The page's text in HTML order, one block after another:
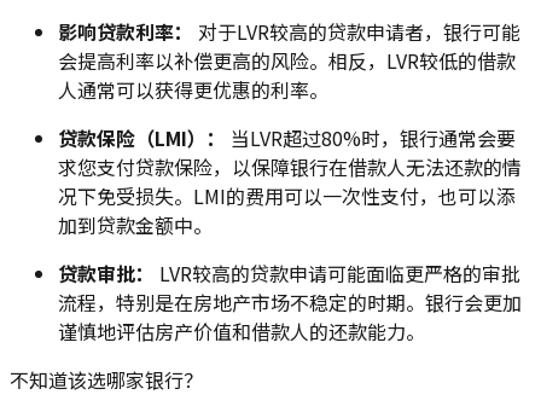
影响贷款利率：
对于LVR较高的贷款申请者，银行可能
会提高利率以补偿更高的风险。相反，LVR较低的借款
人通常可以获得更优惠的利率。
贷款保险（LMI）：
当LVR超过80%时，银行通常会要
求您支付贷款保险，以保障银行在借款人无法还款的情
况下免受损失。LMI的费用可以一次性支付，也可以添
加到贷款金额中。
贷款审批：
LVR较高的贷款申请可能面临更严格的审批
流程，特别是在房地产市场不稳定的时期。银行会更加
谨慎地评估房产价值和借款人的还款能力。
不知道该选哪家银行？